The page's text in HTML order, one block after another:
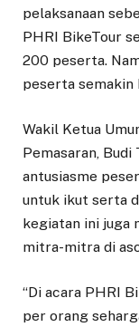
pelaksanaan
PHRI BikeTour
200 peserta.
peserta semakin
Wakil Ketua
Pemasaran,
antusiasme
untuk ikut serta
kegiatan ini juga
mitra-mitra di
“Di acara PHRI
per orang